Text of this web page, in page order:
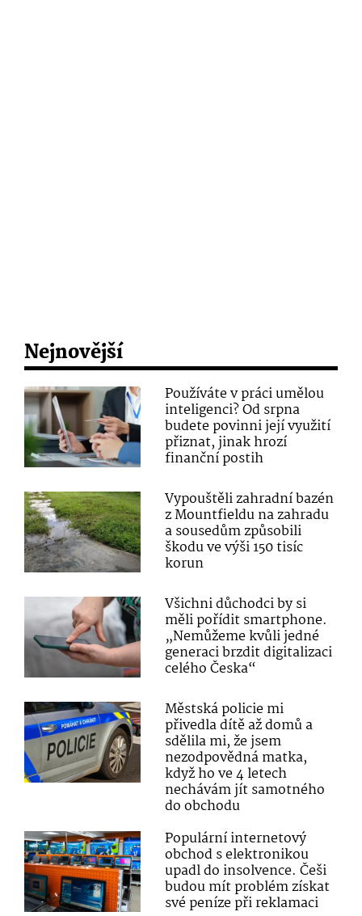
Nejnovější
Používáte v práci umělou
inteligenci? Od srpna
budete povinni její využití
přiznat, jinak hrozí
finanční postih
Vypouštěli zahradní bazén
z Mountfieldu na zahradu
a sousedům způsobili
škodu ve výši 150 tisíc
korun
Všichni důchodci by si
měli pořídit smartphone.
„Nemůžeme kvůli jedné
generaci brzdit digitalizaci
celého Česka“
Městská policie mi
přivedla dítě až domů a
sdělila mi, že jsem
nezodpovědná matka,
když ho ve 4 letech
nechávám jít samotného
do obchodu
Populární internetový
obchod s elektronikou
upadl do insolvence. Češi
budou mít problém získat
své peníze při reklamaci